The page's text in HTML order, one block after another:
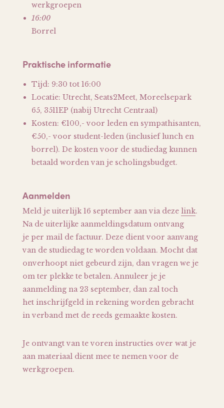
werkgroepen
16:00
Borrel
Praktische informatie
Tijd: 9:30 tot 16:00
Locatie: Utrecht, Seats2Meet, Moreelsepark
65, 3511EP (nabij Utrecht Centraal)
Kosten: €100,- voor leden en sympathisanten,
€50,- voor student-leden (inclusief lunch en
borrel). De kosten voor de studiedag kunnen
betaald worden van je scholingsbudget.
Aanmelden
Meld je uiterlijk 16 september aan via deze link.
Na de uiterlijke aanmeldingsdatum ontvang
je per mail de factuur. Deze dient voor aanvang
van de studiedag te worden voldaan. Mocht dat
onverhoopt niet gebeurd zijn, dan vragen we je
om ter plekke te betalen. Annuleer je je
aanmelding na 23 september, dan zal toch
het inschrijfgeld in rekening worden gebracht
in verband met de reeds gemaakte kosten.
Je ontvangt van te voren instructies over wat je
aan materiaal dient mee te nemen voor de
werkgroepen.